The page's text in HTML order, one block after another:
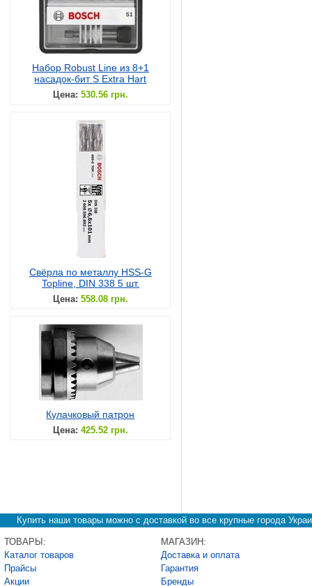
Набор Robust Line из 8+1
насадок-бит S Extra Hart
Цена: 530.56 грн.
Свёрла по металлу HSS-G
Topline, DIN 338 5 шт.
Цена: 558.08 грн.
Кулачковый патрон
Цена: 425.52 грн.
Купить наши товары можно с доставкой во все крупные города
ТОВАРЫ:
Каталог товаров
Прайсы
Акции
МАГАЗИН:
Доставка и оплата
Гарантия
Бренды